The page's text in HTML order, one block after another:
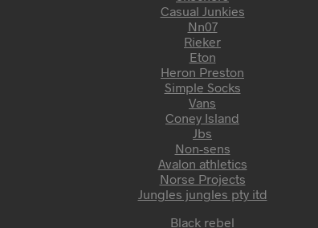
Casual Junkies
Nn07
Rieker
Eton
Heron Preston
Simple Socks
Vans
Coney Island
Jbs
Non-sens
Avalon athletics
Norse Projects
Jungles jungles pty itd
Black rebel